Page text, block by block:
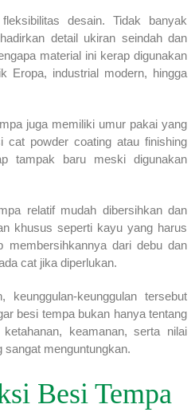
desain. Tidak banyak
detail ukiran seindah dan
material ini kerap digunakan
Eropa, industrial modern, hingga
juga memiliki umur pakai yang
cat powder coating atau finishing
tampak baru meski digunakan
relatif mudah dibersihkan dan
khusus seperti kayu yang harus
membersihkannya dari debu dan
cat jika diperlukan.
keunggulan tersebut
besi tempa bukan hanya tentang
keamanan, serta nilai
sangat menguntungkan.
Besi Tempa